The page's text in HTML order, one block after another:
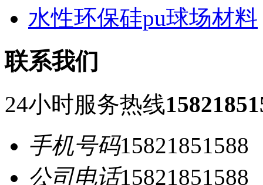
水性环保硅pu球场材料
联系我们
24小时服务热线
手机号码15821851588
公司电话15821851588